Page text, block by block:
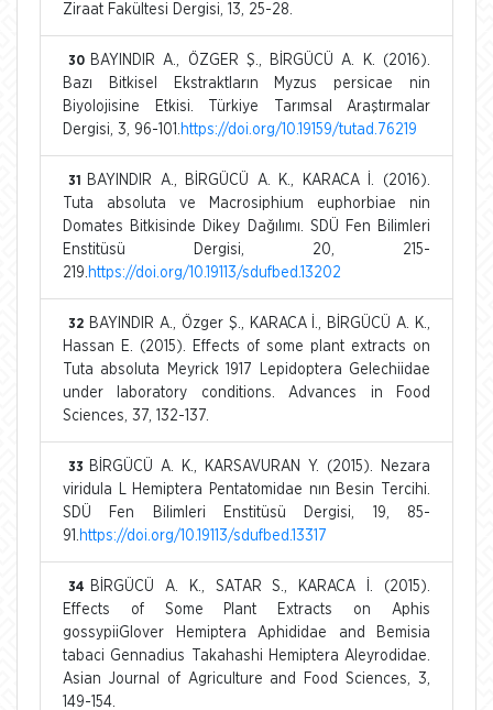
Ziraat Fakültesi Dergisi, 13, 25-28.
30 BAYINDIR A., ÖZGER Ş., BİRGÜCÜ A. K. (2016).
Bazı Bitkisel Ekstraktların Myzus persicae nin
Biyolojisine Etkisi. Türkiye Tarımsal Araştırmalar
Dergisi, 3, 96-101. https://doi.org/10.19159/tutad.76219
31
BAYINDIR A., BİRGÜCÜ A. K., KARACA İ. (2016).
Tuta absoluta ve Macrosiphium euphorbiae nin
Domates Bitkisinde Dikey Dağılımı. SDÜ Fen Bilimleri
Enstitüsü Dergisi, 20, 215-
219. https://doi.org/10.19113/sdufbed.13202
32 BAYINDIR A., Özger Ş., KARACA İ., BİRGÜCÜ A. K.,
Hassan E. (2015). Effects of some plant extracts on
Tuta absoluta Meyrick 1917 Lepidoptera Gelechiidae
under laboratory conditions. Advances in Food
Sciences, 37, 132-137.
33
BİRGÜCÜ A. K., KARSAVURAN Y. (2015). Nezara
viridula L Hemiptera Pentatomidae nın Besin Tercihi.
SDÜ Fen Bilimleri Enstitüsü Dergisi, 19, 85-
91. https://doi.org/10.19113/sdufbed.13317
34
BİRGÜCÜ A. K., SATAR S., KARACA İ. (2015).
Effects of Some Plant Extracts on Aphis
gossypiiGlover Hemiptera Aphididae and Bemisia
tabaci Gennadius Takahashi Hemiptera Aleyrodidae.
Asian Journal of Agriculture and Food Sciences, 3,
149-154.